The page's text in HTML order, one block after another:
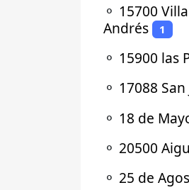
⚬ 15700
Andrés
1
⚬ 15900 las
⚬ 17088
⚬ 18 de
⚬ 20500
⚬ 25 de